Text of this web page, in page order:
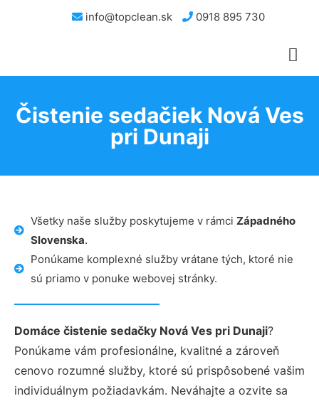
info@topclean.sk 0918 895 730
Čistenie sedačiek Nová Ves
pri Dunaji
Všetky naše služby poskytujeme v rámci Západného
Slovenska.
Ponúkame komplexné služby vrátane tých, ktoré nie
sú priamo v ponuke webovej stránky.
Domáce čistenie sedačky Nová Ves pri Dunaji?
Ponúkame vám profesionálne, kvalitné a zároveň
cenovo rozumné služby, ktoré sú prispôsobené vašim
individuálnym požiadavkám. Neváhajte a ozvite sa